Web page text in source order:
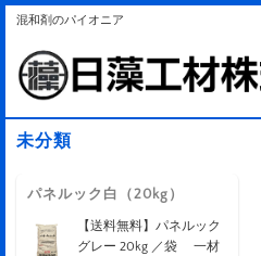
混和剤のパイオニア
未分類
パネルック白（20kg）
【送料無料】パネルック
グレー 20kg ／袋 一材